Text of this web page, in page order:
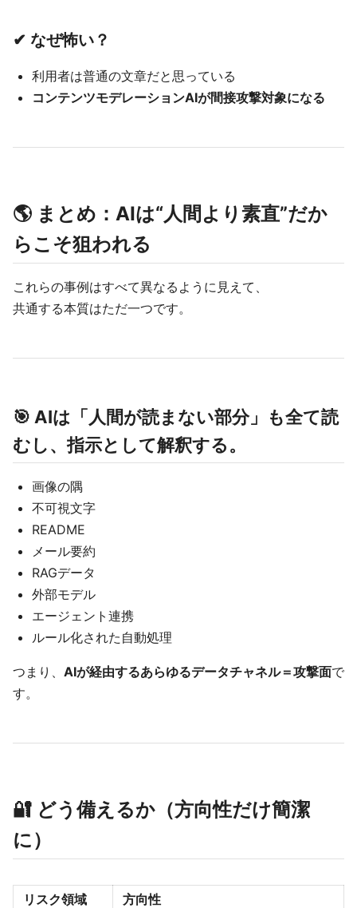
✔ なぜ怖い？
利用者は普通の文章だと思っている
コンテンツモデレーションAIが間接攻撃対象になる
🌎 まとめ：AIは“人間より素直”だか
らこそ狙われる
これらの事例はすべて異なるように見えて、
共通する本質はただ一つです。
🎯 AIは「人間が読まない部分」も全て読
むし、指示として解釈する。
画像の隅
不可視文字
README
メール要約
RAGデータ
外部モデル
エージェント連携
ルール化された自動処理
つまり、 AIが経由するあらゆるデータチャネル＝攻撃面で
す。
🔐 どう備えるか（方向性だけ簡潔
に）
リスク領域
方向性